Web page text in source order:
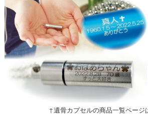
↑遺骨カプセルの商品一覧ページ